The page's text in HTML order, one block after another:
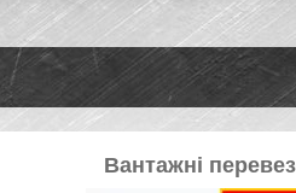
Вантажні